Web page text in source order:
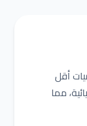
أقل
مما